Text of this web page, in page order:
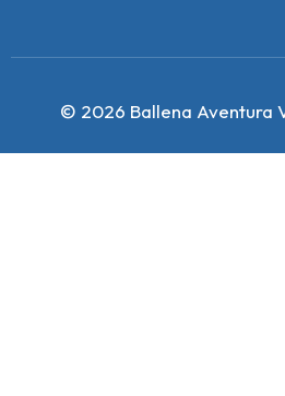
© 2026 Ballena Aventura